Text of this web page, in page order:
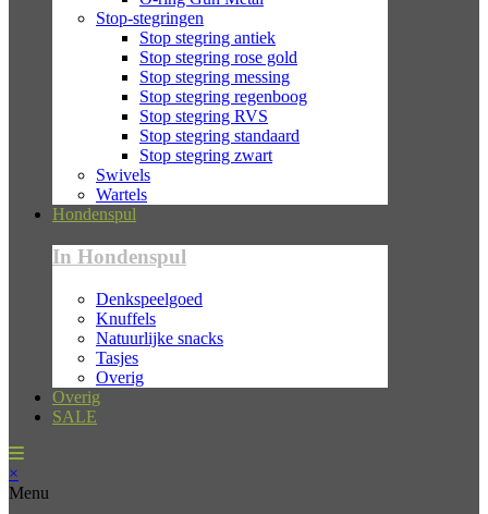
Stop-stegringen
Stop stegring antiek
Stop stegring rose gold
Stop stegring messing
Stop stegring regenboog
Stop stegring RVS
Stop stegring standaard
Stop stegring zwart
Swivels
Wartels
Hondenspul
In Hondenspul
Denkspeelgoed
Knuffels
Natuurlijke snacks
Tasjes
Overig
Overig
SALE
×
Menu